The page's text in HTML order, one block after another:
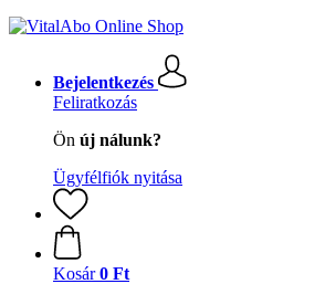
Bejelentkezés
Feliratkozás
Ön új nálunk?
Ügyfélfiók nyitása
Kosár 0 Ft